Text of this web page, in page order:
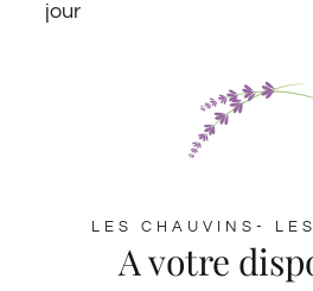
jour
LES CHAUVINS-
A votre